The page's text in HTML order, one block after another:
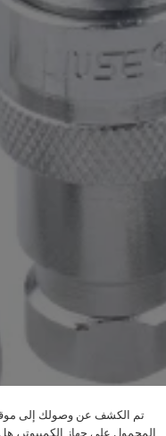
تم الكشف عن وصولك إلى
المحمول على جهاز الكمبيوتر،